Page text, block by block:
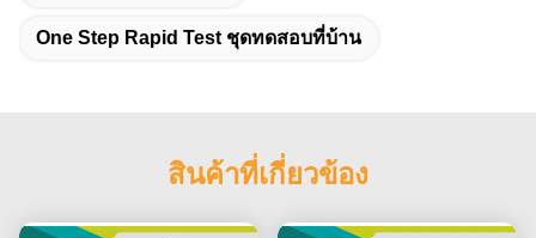
One Step Rapid Test ชุดทดสอบที่บ้าน
สินค้าที่เกี่ยวข้อง